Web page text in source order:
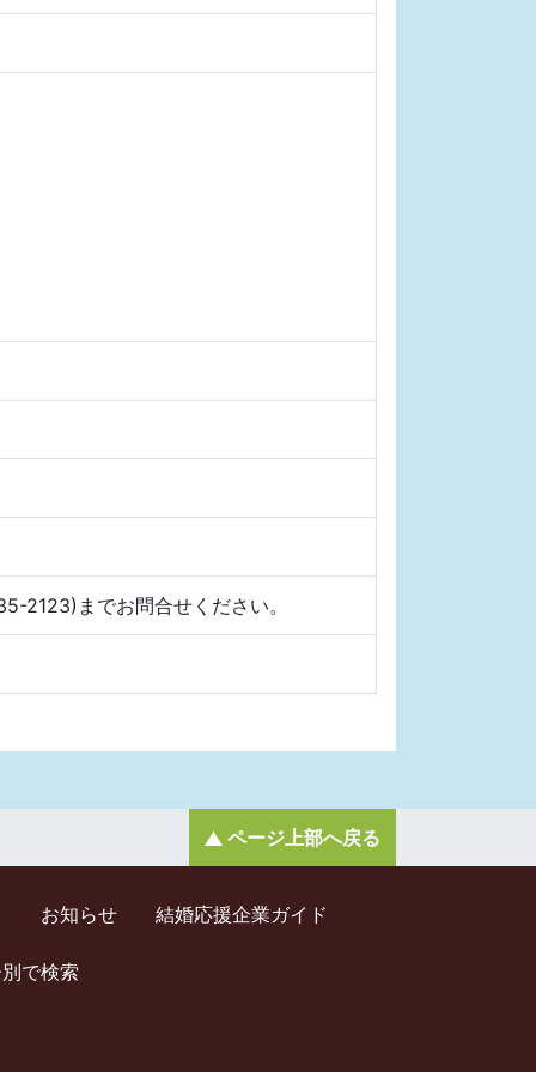
2123)までお問合せください。
ページ上部へ戻る
お知らせ 結婚応援企業ガイド
で検索